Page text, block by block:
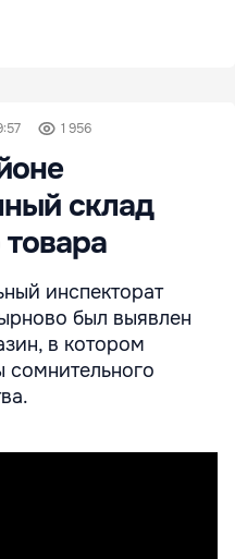
1 956
склад
инспекторат
был выявлен
в котором
сомнительного